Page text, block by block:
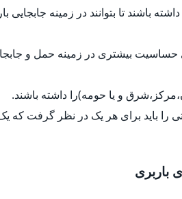
باشند تا بتوانند در زمینه جابجایی
بیشتری در زمینه حمل و
و یا حومه)را داشته باشند.
را باید برای هر یک در نظر گرفت
باربری